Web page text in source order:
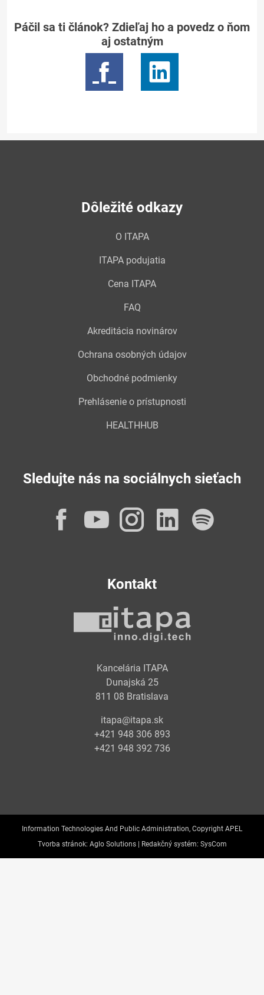
Páčil sa ti článok? Zdieľaj ho a povedz o ňom
aj ostatným
Dôležité odkazy
O ITAPA
ITAPA podujatia
Cena ITAPA
FAQ
Akreditácia novinárov
Ochrana osobných údajov
Obchodné podmienky
Prehlásenie o prístupnosti
HEALTHHUB
Sledujte nás na sociálnych sieťach
Facebook
YouTube
Instagram
Kontakt
Kancelária ITAPA
Dunajská 25
811 08 Bratislava
itapa@itapa.sk
+421 948 306 893
+421 948 392 736
Information Technologies And Public Administration, Copyright APEL
Tvorba stránok: Aglo Solutions | Redakčný systém: SysCom